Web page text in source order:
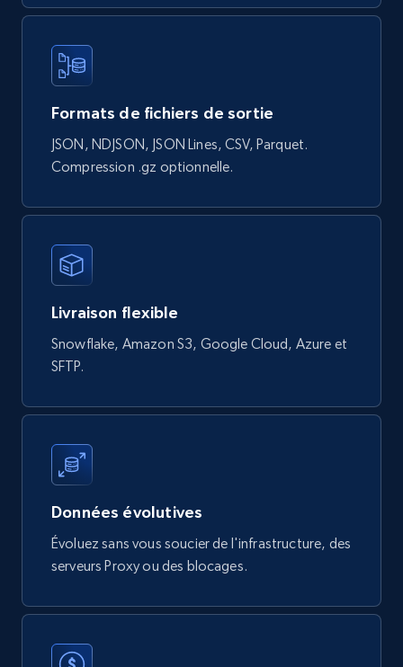
822+ 40+ Buy Now
URL, Product id, Title, Rating, Reviews count,
Initial price, Discount, Final price, and more.
821+
Digikey - Products
Product url, Category url, Part number,
Datasheet url, Rohs compliant, and more.
eCommerce
775+ 80+
Tags, Final price, Original price, and more.
Formats de fichiers de sortie
JSON, NDJSON, JSON Lines, CSV, Parquet.
Compression .gz optionnelle.
Livraison flexible
Snowflake, Amazon S3, Google Cloud, Azure et
SFTP.
Données évolutives
Évoluez sans vous soucier de l'infrastructure, des
serveurs Proxy ou des blocages.